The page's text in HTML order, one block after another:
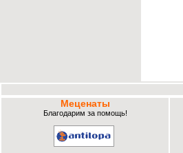
Меценаты
Благодарим за помощь!